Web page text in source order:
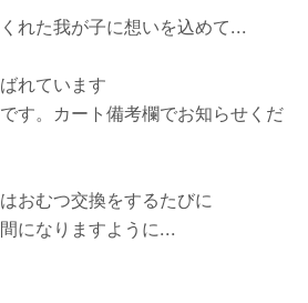
れた我が子に想いを込めて...
れています
す。カート備考欄でお知らせくだ
おむつ交換をするたびに
になりますように...